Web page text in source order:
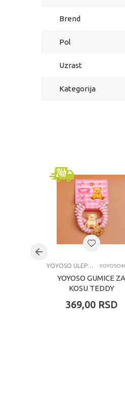
Brend
Pol
Uzrast
Kategorija
YOYOSO ULEPŠAVANJE
YOYOSO GUMICE ZA
KOSU TEDDY
369,00 RSD